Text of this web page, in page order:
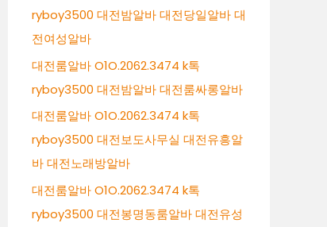
ryboy3500 대전밤알바 대전당일알바 대
전여성알바
대전룸알바 O1O.2062.3474 k톡
ryboy3500 대전밤알바 대전룸싸롱알바
대전룸알바 O1O.2062.3474 k톡
ryboy3500 대전보도사무실 대전유흥알
바 대전노래방알바
대전룸알바 O1O.2062.3474 k톡
ryboy3500 대전봉명동룸알바 대전유성